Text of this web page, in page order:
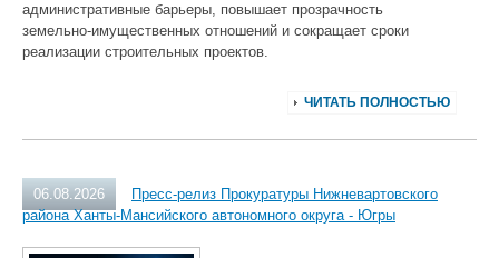
административные барьеры, повышает прозрачность
земельно‑имущественных отношений и сокращает сроки
реализации строительных проектов.
ЧИТАТЬ ПОЛНОСТЬЮ
06.08.2026
Пресс-релиз Прокуратуры Нижневартовского
района Ханты-Мансийского автономного округа - Югры